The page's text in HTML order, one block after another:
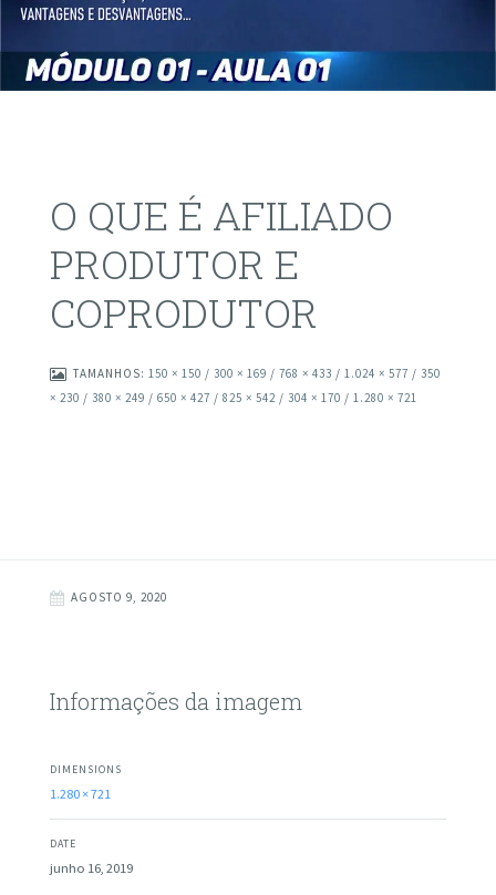
O QUE É AFILIADO
PRODUTOR E
COPRODUTOR
TAMANHOS: 150 × 150 / 300 × 169 / 768 × 433 / 1.024 × 577 / 350
× 230 / 380 × 249 / 650 × 427 / 825 × 542 / 304 × 170 / 1.280 × 721
AGOSTO 9, 2020
Informações da imagem
DIMENSIONS
1.280 × 721
DATE
junho 16, 2019